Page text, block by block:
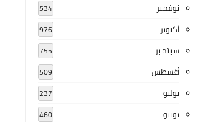
نوفمبر 534
أكتوبر 976
سبتمبر 755
أغسطس 509
يوليو 237
يونيو 460